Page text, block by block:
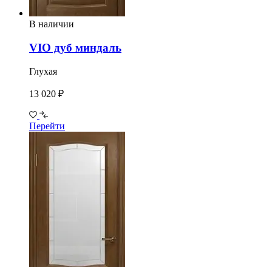
В наличии
VIO дуб миндаль
Глухая
13 020 ₽
Перейти